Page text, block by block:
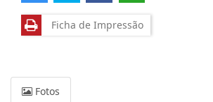
Ficha de Impressão
Fotos